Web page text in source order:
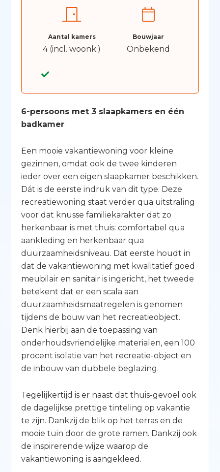
Aantal kamers
4 (incl. woonk.)
Bouwjaar
Onbekend
6-persoons met 3 slaapkamers en één
badkamer
Een mooie vakantiewoning voor kleine
gezinnen, omdat ook de twee kinderen
ieder over een eigen slaapkamer beschikken.
Dát is de eerste indruk van dit type. Deze
recreatiewoning staat verder qua uitstraling
voor dat knusse familiekarakter dat zo
herkenbaar is met thuis: comfortabel qua
aankleding en herkenbaar qua
duurzaamheidsniveau. Dat eerste houdt in
dat de vakantiewoning met kwalitatief goed
meubilair en sanitair is ingericht, het tweede
betekent dat er een scala aan
duurzaamheidsmaatregelen is genomen
tijdens de bouw van het recreatieobject.
Denk hierbij aan de toepassing van
onderhoudsvriendelijke materialen, een 100
procent isolatie van het recreatie-object en
de inbouw van dubbele beglazing.
Tegelijkertijd is er naast dat thuis-gevoel ook
de dagelijkse prettige tinteling op vakantie
te zijn. Dankzij de blik op het terras en de
mooie tuin door de grote ramen. Dankzij ook
de inspirerende wijze waarop de
vakantiewoning is aangekleed.